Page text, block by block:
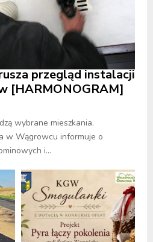
przegląd instalacji
[HARMONOGRAM]
wybrane mieszkania.
w Wągrowcu informuje o
i...